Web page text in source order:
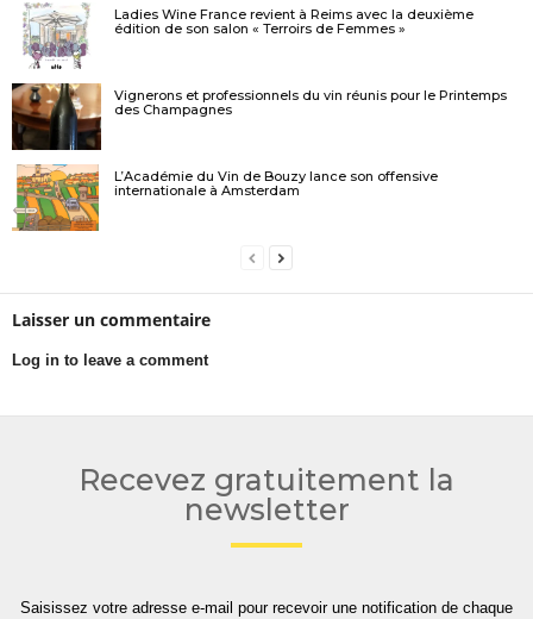
Ladies Wine France revient à Reims avec la deuxième
édition de son salon « Terroirs de Femmes »
Vignerons et professionnels du vin réunis pour le Printemps
des Champagnes
L’Académie du Vin de Bouzy lance son offensive
internationale à Amsterdam
Laisser un commentaire
Log in to leave a comment
Recevez gratuitement la
newsletter
Saisissez votre adresse e-mail pour recevoir une notification de chaque